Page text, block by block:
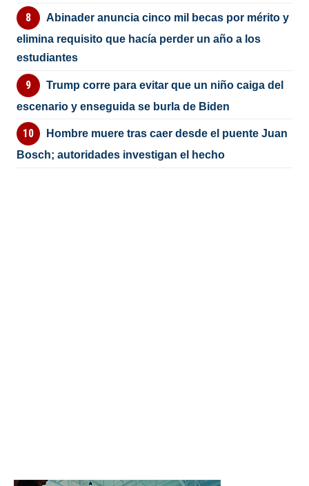
Abinader anuncia cinco mil becas por mérito y
elimina requisito que hacía perder un año a los
estudiantes
Trump corre para evitar que un niño caiga del
escenario y enseguida se burla de Biden
Hombre muere tras caer desde el puente Juan
Bosch; autoridades investigan el hecho